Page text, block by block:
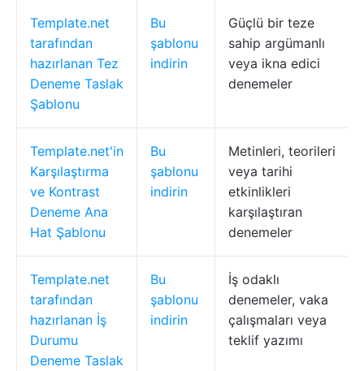
Template.net
tarafından
hazırlanan Tez
Deneme Taslak
Şablonu
Bu
şablonu
indirin
Güçlü bir teze
sahip argümanlı
veya ikna edici
denemeler
Template.net'in
Karşılaştırma
ve Kontrast
Deneme Ana
Hat Şablonu
Bu
şablonu
indirin
Metinleri, teorileri
veya tarihi
etkinlikleri
karşılaştıran
denemeler
Template.net
tarafından
hazırlanan İş
Durumu
Deneme Taslak
Bu
şablonu
indirin
İş odaklı
denemeler, vaka
çalışmaları veya
teklif yazımı